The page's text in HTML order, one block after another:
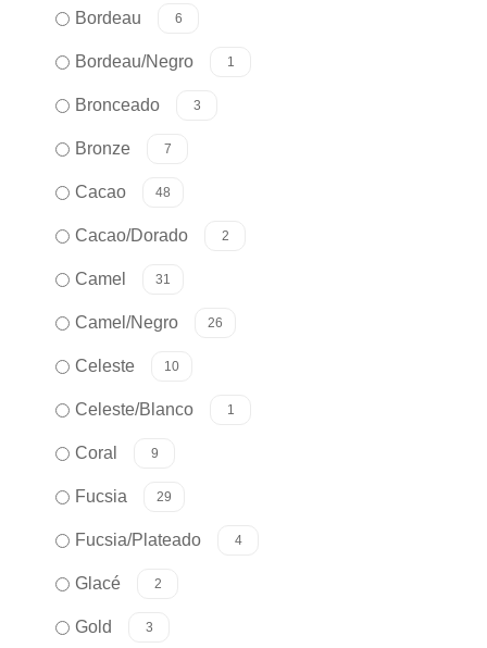
Bordeau 6
Bordeau/Negro 1
Bronceado 3
Bronze 7
Cacao 48
Cacao/Dorado 2
Camel 31
Camel/Negro 26
Celeste 10
Celeste/Blanco 1
Coral 9
Fucsia 29
Fucsia/Plateado 4
Glacé 2
Gold 3